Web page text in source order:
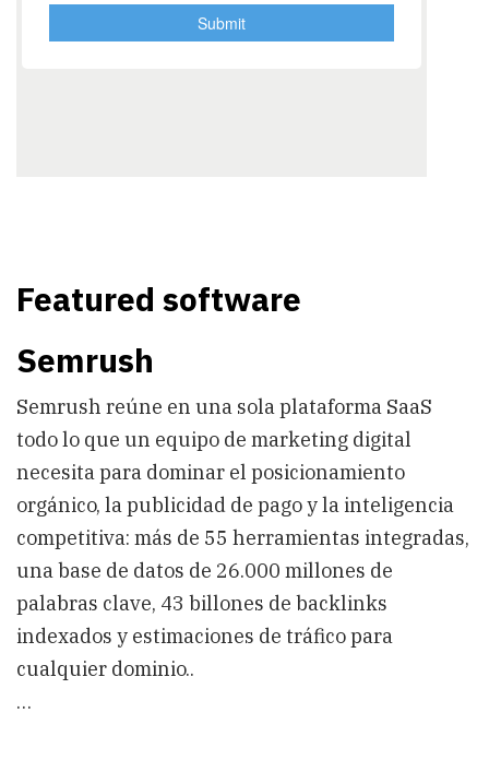
Featured software
Semrush
Semrush reúne en una sola plataforma SaaS
todo lo que un equipo de marketing digital
necesita para dominar el posicionamiento
orgánico, la publicidad de pago y la inteligencia
competitiva: más de 55 herramientas integradas,
una base de datos de 26.000 millones de
palabras clave, 43 billones de backlinks
indexados y estimaciones de tráfico para
cualquier dominio..
…